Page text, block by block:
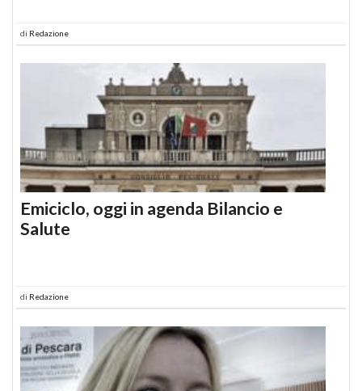
di Redazione
Emiciclo, oggi in agenda Bilancio e
Salute
di Redazione